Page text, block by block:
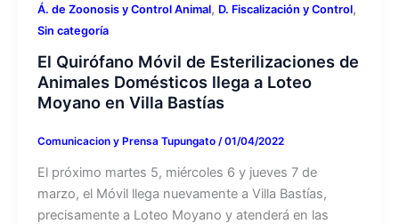
Á. de Zoonosis y Control Animal, D. Fiscalización y Control,
Sin categoría
El Quirófano Móvil de Esterilizaciones de
Animales Domésticos llega a Loteo
Moyano en Villa Bastías
Comunicacion y Prensa Tupungato /01/04/2022
El próximo martes 5, miércoles 6 y jueves 7 de
marzo, el Móvil llega nuevamente a Villa Bastías,
precisamente a Loteo Moyano y atenderá en las